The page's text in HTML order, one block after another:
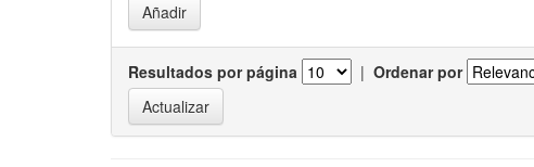
Resultados por página | Ordenar por